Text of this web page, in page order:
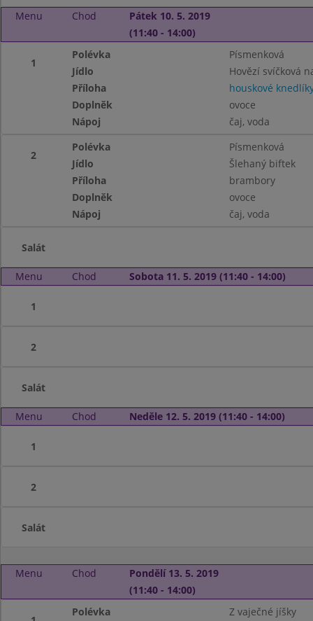
Menu Chod
Pátek 10. 5. 2019
(11:40 - 14:00)
1
Polévka
Písmenková
Jídlo
Hovězí svíčková
Příloha
houskové
Doplněk
ovoce
Nápoj
čaj, voda
2
Polévka
Písmenková
Jídlo
Šlehaný biftek
Příloha
brambory
Doplněk
ovoce
Nápoj
čaj, voda
Salát
Menu Chod Sobota 11. 5. 2019 (11:40 - 14:00)
1
2
Salát
Menu Chod Neděle 12. 5. 2019 (11:40 - 14:00)
1
2
Salát
Menu Chod
Pondělí 13. 5. 2019
(11:40 - 14:00)
Polévka Z vaječné jíšky